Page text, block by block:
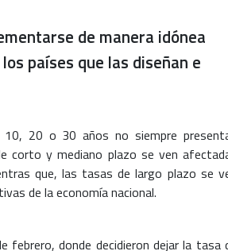
de manera idónea
países que las diseñan e
20 o 30 años no siempre
corto y mediano plazo se ven
que, las tasas de largo plazo se
de la economía nacional.
febrero, donde decidieron dejar la tasa